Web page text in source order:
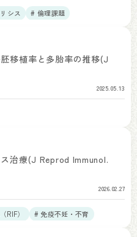
シス # 倫理課題
移植率と多胎率の推移(J
2025.05.13
治療(J Reprod Immunol.
2026.02.27
RIF）
# 免疫不妊・不育